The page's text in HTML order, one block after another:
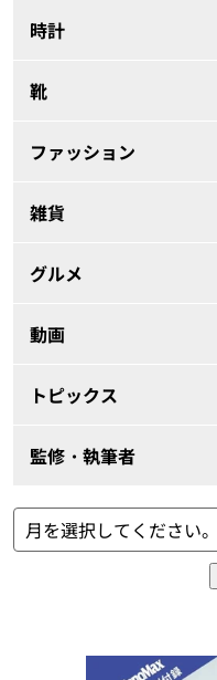
時計
靴
ファッション
雑貨
グルメ
動画
トピックス
監修・執筆者